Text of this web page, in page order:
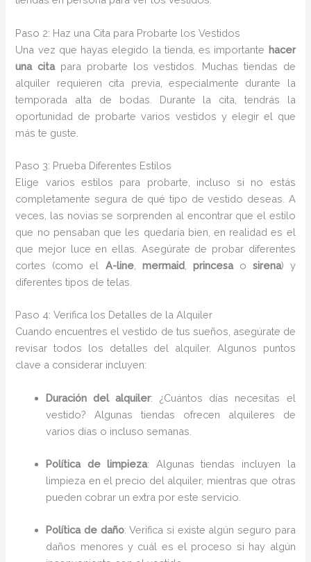
Paso 2: Haz una Cita para Probarte los Vestidos
Una vez que hayas elegido la tienda, es importante hacer
una citapara probarte los vestidos. Muchas tiendas de
alquiler requieren cita previa, especialmente durante la
temporada alta de bodas. Durante la cita, tendrás la
oportunidad de probarte varios vestidos y elegir el que
más te guste.
Paso 3: Prueba Diferentes Estilos
Elige varios estilos para probarte, incluso si no estás
completamente segura de qué tipo de vestido deseas. A
veces, las novias se sorprenden al encontrar que el estilo
que no pensaban que les quedaría bien, en realidad es el
que mejor luce en ellas. Asegúrate de probar diferentes
cortes (como el A-line, mermaid, princesao sirena) y
diferentes tipos de telas.
Paso 4: Verifica los Detalles de la Alquiler
Cuando encuentres el vestido de tus sueños, asegúrate de
revisar todos los detalles del alquiler. Algunos puntos
clave a considerar incluyen:
Duración del alquiler: ¿Cuántos días necesitas el
vestido? Algunas tiendas ofrecen alquileres de
varios días o incluso semanas.
Política de limpieza: Algunas tiendas incluyen la
limpieza en el precio del alquiler, mientras que otras
pueden cobrar un extra por este servicio.
Política de daño: Verifica si existe algún seguro para
daños menores y cuál es el proceso si hay algún